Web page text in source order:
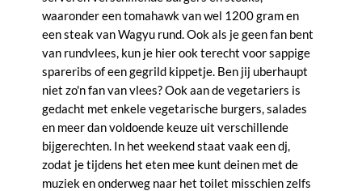
waaronder een tomahawk van wel 1200 gram en
een steak van Wagyu rund. Ook als je geen fan bent
van rundvlees, kun je hier ook terecht voor sappige
spareribs of een gegrild kippetje. Ben jij uberhaupt
niet zo'n fan van vlees? Ook aan de vegetariers is
gedacht met enkele vegetarische burgers, salades
en meer dan voldoende keuze uit verschillende
bijgerechten. In het weekend staat vaak een dj,
zodat je tijdens het eten mee kunt deinen met de
muziek en onderweg naar het toilet misschien zelfs